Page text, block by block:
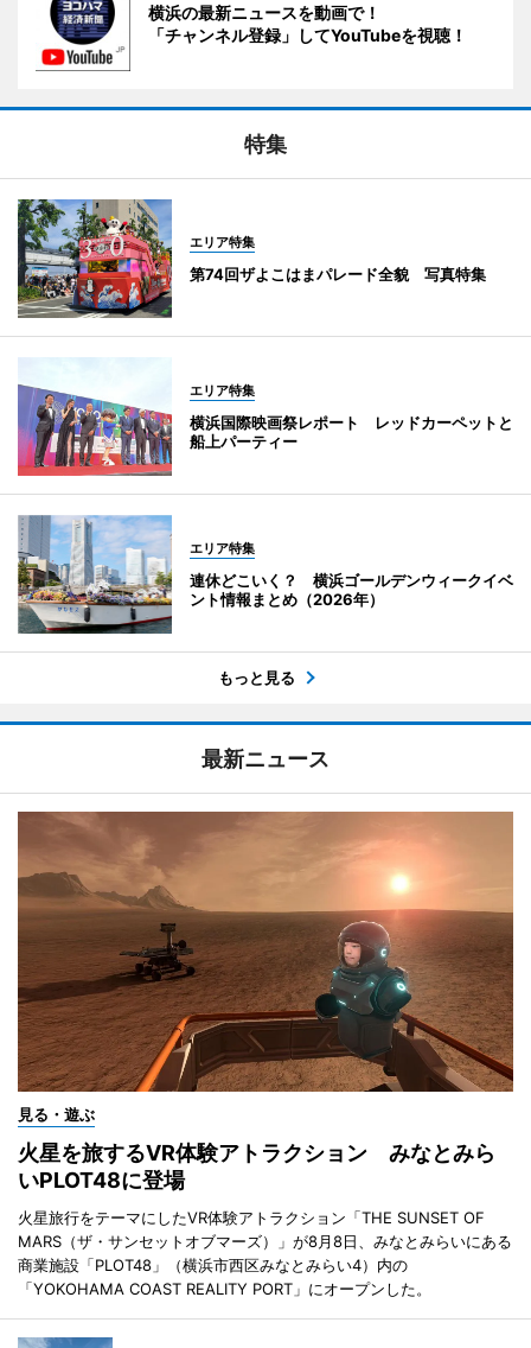
横浜の最新ニュースを動画で！
「チャンネル登録」してYouTubeを視聴！
特集
エリア特集
第74回ザよこはまパレード全貌 写真特集
エリア特集
横浜国際映画祭レポート レッドカーペットと
船上パーティー
エリア特集
連休どこいく？ 横浜ゴールデンウィークイベ
ント情報まとめ（2026年）
もっと見る
最新ニュース
見る・遊ぶ
火星を旅するVR体験アトラクション みなとみら
いPLOT48に登場
火星旅行をテーマにしたVR体験アトラクション「THE SUNSET OF
MARS（ザ・サンセットオブマーズ）」が8月8日、みなとみらいにある
商業施設「PLOT48」（横浜市西区みなとみらい4）内の
「YOKOHAMA COAST REALITY PORT」にオープンした。